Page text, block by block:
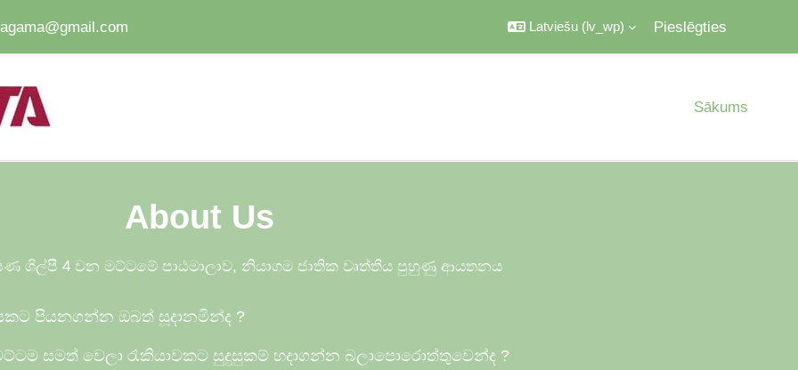
Latviešu ‎(lv_wp)‎ Pieslēgties
Sākums
About Us
ශිල්පී 4 වන මට්ටමේ පාඨමාලාව, නියාගම ජාතික වෘත්තීය පුහුණු ආයතනය
පියනගන්න ඔබත් සූදානමින්ද ?
සමත් වෙලා රැකියාවකට සුදුසුකම් හදාගන්න බලාපොරොත්තුවෙන්ද ?